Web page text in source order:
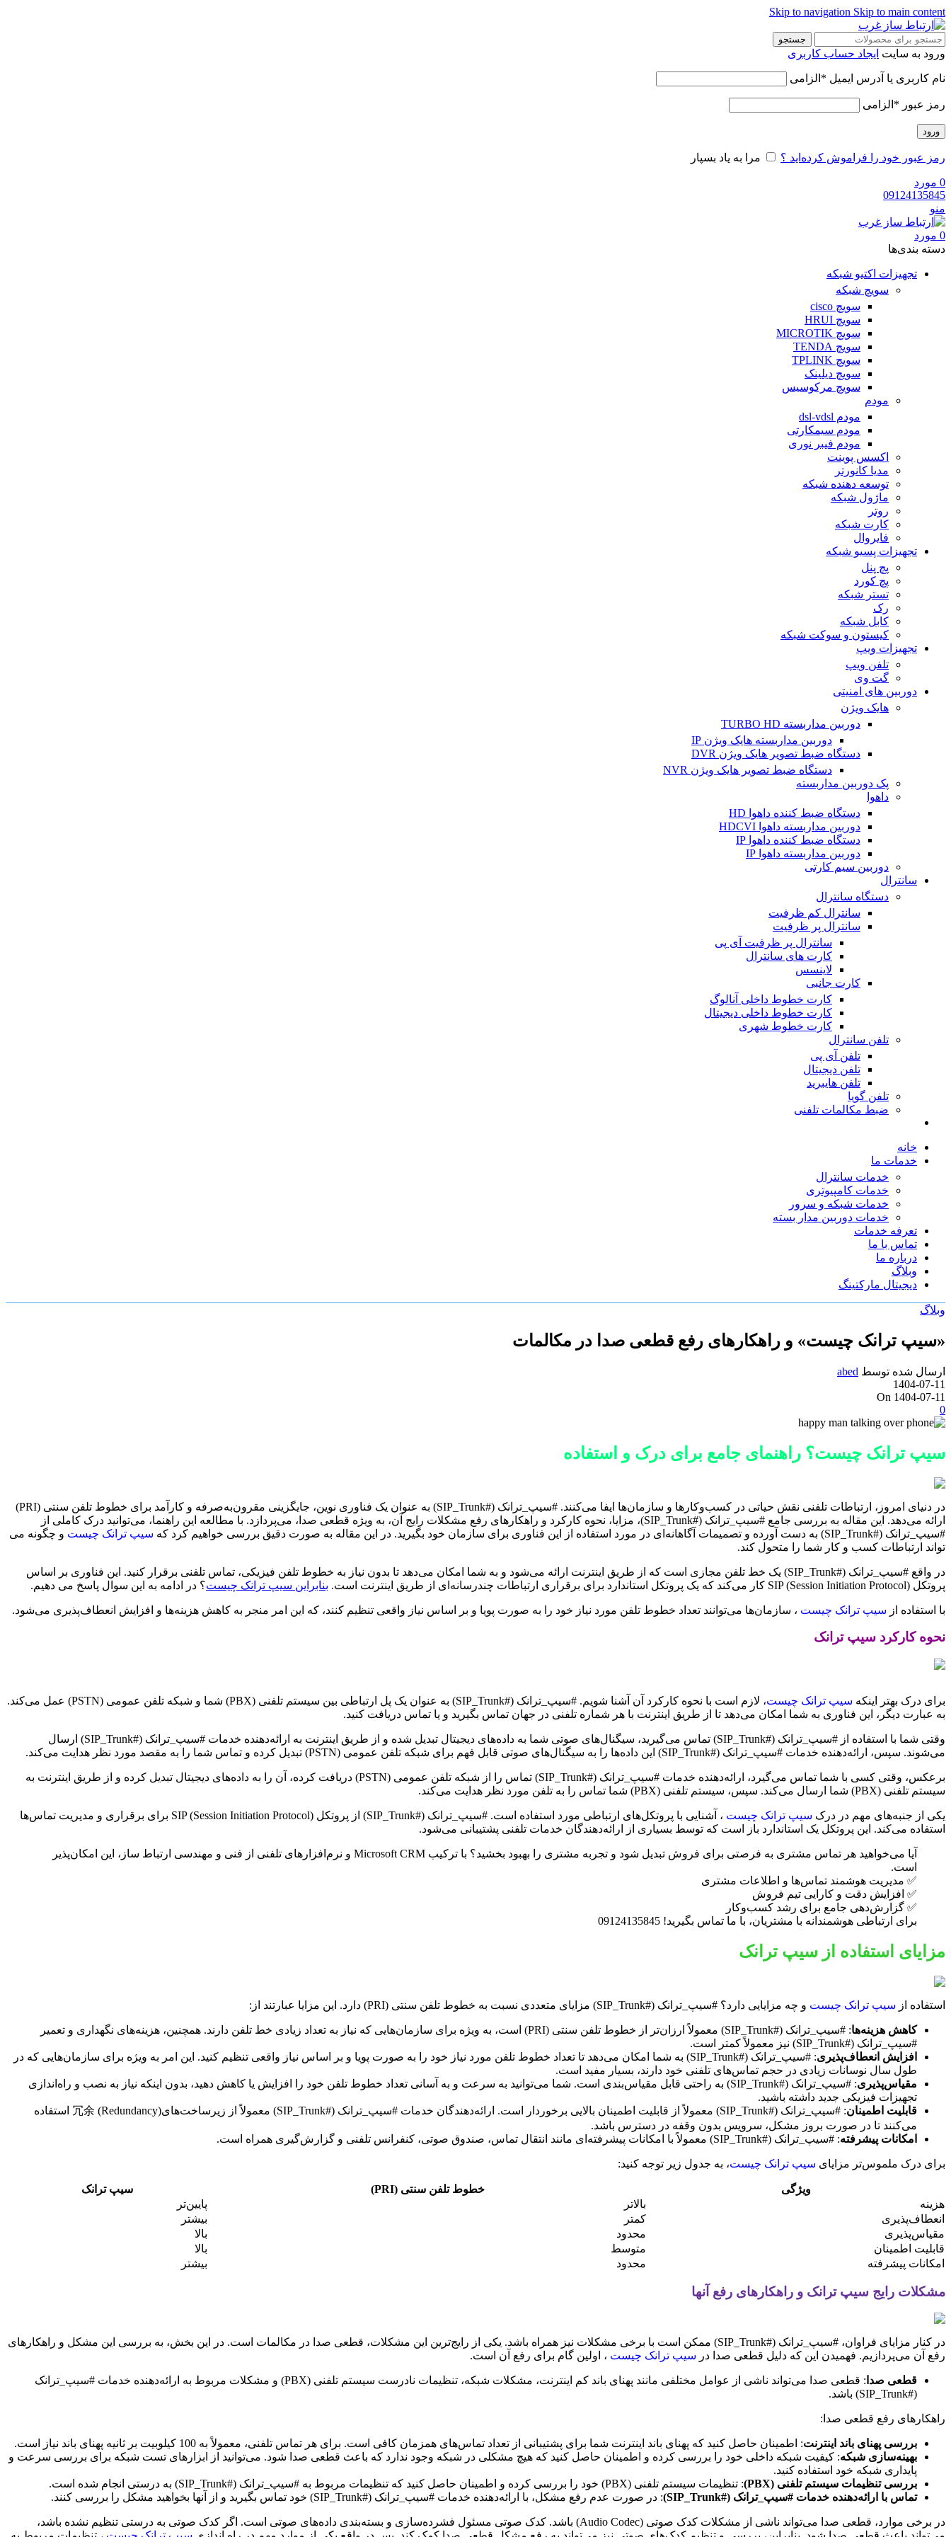
Skip to navigation Skip to main content
جستجو
ورود به سایت ایجاد حساب کاربری
نام کاربری یا آدرس ایمیل * الزامی
رمز عبور * الزامی
ورود
رمز عبور خود را فراموش کرده‌اید ؟ مرا به یاد بسپار
0 مورد
09124135845
منو
0 مورد
دسته‌ بندی‌ها
تجهیزات اکتیو شبکه
سویچ شبکه
سویچ cisco
سویچ HRUI
سویچ MICROTIK
سویچ TENDA
سویچ TPLINK
سویچ دیلینک
سویچ مرکوسیس
مودم
مودم dsl-vdsl
مودم سیمکارتی
مودم فیبر نوری
اکسس پوینت
مدیا کانورتر
توسعه دهنده شبکه
ماژول شبکه
روتر
کارت شبکه
فایروال
تجهیزات پسیو شبکه
پچ پنل
پچ کورد
تستر شبکه
رک
کابل شبکه
کیستون و سوکت شبکه
تجهیزات ویپ
تلفن ویپ
گت وی
دوربین های امنیتی
هایک ویژن
دوربین مداربسته TURBO HD
دوربین مداربسته هایک ویژن IP
دستگاه ضبط تصویر هایک ویژن DVR
دستگاه ضبط تصویر هایک ویژن NVR
پک دوربین مداربسته
داهوا
دستگاه ضبط کننده داهوا HD
دوربین مداربسته داهوا HDCVI
دستگاه ضبط کننده داهوا IP
دوربین مداربسته داهوا IP
دوربین سیم کارتی
سانترال
دستگاه سانترال
سانترال کم ظرفیت
سانترال پر ظرفیت
سانترال پر ظرفیت آی پی
کارت های سانترال
لاینسس
کارت جانبی
کارت خطوط داخلی آنالوگ
کارت خطوط داخلی دیجیتال
کارت خطوط شهری
تلفن سانترال
تلفن آی پی
تلفن دیجیتال
تلفن هایبرید
تلفن گویا
ضبط مکالمات تلفنی
خانه
خدمات ما
خدمات سانترال
خدمات کامپیوتری
خدمات شبکه و سرور
خدمات دوربین مدار بسته
تعرفه خدمات
تماس با ما
درباره ما
وبلاگ
دیجیتال مارکتینگ
وبلاگ
«سیپ ترانک چیست» و راهکارهای رفع قطعی صدا در مکالمات
ارسال شده توسط abed
1404-07-11
On 1404-07-11
0
سیپ ترانک چیست؟ راهنمای جامع برای درک و استفاده
در دنیای امروز، ارتباطات تلفنی نقش حیاتی در کسب‌وکارها و سازمان‌ها ایفا می‌کنند. #سیپ_ترانک (#SIP_Trunk) به عنوان یک فناوری نوین، جایگزینی مقرون‌به‌صرفه و کارآمد برای خطوط تلفن سنتی (PRI)
ارائه می‌دهد. این مقاله به بررسی جامع #سیپ_ترانک (#SIP_Trunk)، مزایا، نحوه کارکرد و راهکارهای رفع مشکلات رایج آن، به ویژه قطعی صدا، می‌پردازد. با مطالعه این راهنما، می‌توانید درک کاملی از
#سیپ_ترانک (#SIP_Trunk) به دست آورده و تصمیمات آگاهانه‌ای در مورد استفاده از این فناوری برای سازمان خود بگیرید. در این مقاله به صورت دقیق بررسی خواهیم کرد که
سیپ ترانک چیست و چگونه می
تواند ارتباطات کسب و کار شما را متحول کند.
در واقع #سیپ_ترانک (#SIP_Trunk) یک خط تلفن مجازی است که از طریق اینترنت ارائه می‌شود و به شما امکان می‌دهد تا بدون نیاز به خطوط تلفن فیزیکی، تماس تلفنی برقرار کنید. این فناوری بر اساس
پروتکل SIP (Session Initiation Protocol) کار می‌کند که یک پروتکل استاندارد برای برقراری ارتباطات چندرسانه‌ای از طریق اینترنت است.
بنابراین سیپ ترانک چیست؟ در ادامه به این سوال پاسخ می دهیم.
با استفاده از سیپ ترانک چیست ، سازمان‌ها می‌توانند تعداد خطوط تلفن مورد نیاز خود را به صورت پویا و بر اساس نیاز واقعی تنظیم کنند، که این امر منجر به کاهش هزینه‌ها و افزایش انعطاف‌پذیری می‌شود.
نحوه کارکرد سیپ ترانک
برای درک بهتر اینکه سیپ ترانک چیست
، لازم است با نحوه کارکرد آن آشنا شویم. #سیپ_ترانک (#SIP_Trunk) به عنوان یک پل ارتباطی بین سیستم تلفنی (PBX) شما و شبکه تلفن عمومی (PSTN) عمل می‌کند.
به عبارت دیگر، این فناوری به شما امکان می‌دهد تا از طریق اینترنت با هر شماره تلفنی در جهان تماس بگیرید و یا تماس دریافت کنید.
وقتی شما با استفاده از #سیپ_ترانک (#SIP_Trunk) تماس می‌گیرید، سیگنال‌های صوتی شما به داده‌های دیجیتال تبدیل شده و از طریق اینترنت به ارائه‌دهنده خدمات #سیپ_ترانک (#SIP_Trunk) ارسال
می‌شوند. سپس، ارائه‌دهنده خدمات #سیپ_ترانک (#SIP_Trunk) این داده‌ها را به سیگنال‌های صوتی قابل فهم برای شبکه تلفن عمومی (PSTN) تبدیل کرده و تماس شما را به مقصد مورد نظر هدایت می‌کند.
برعکس، وقتی کسی با شما تماس می‌گیرد، ارائه‌دهنده خدمات #سیپ_ترانک (#SIP_Trunk) تماس را از شبکه تلفن عمومی (PSTN) دریافت کرده، آن را به داده‌های دیجیتال تبدیل کرده و از طریق اینترنت به
سیستم تلفنی (PBX) شما ارسال می‌کند. سپس، سیستم تلفنی (PBX) شما تماس را به تلفن مورد نظر هدایت می‌کند.
یکی از جنبه‌های مهم در درک سیپ ترانک چیست
، آشنایی با پروتکل‌های ارتباطی مورد استفاده است. #سیپ_ترانک (#SIP_Trunk) از پروتکل SIP (Session Initiation Protocol) برای برقراری و مدیریت تماس‌ها
استفاده می‌کند. این پروتکل یک استاندارد باز است که توسط بسیاری از ارائه‌دهندگان خدمات تلفنی پشتیبانی می‌شود.
آیا می‌خواهید هر تماس مشتری به فرصتی برای فروش تبدیل شود و تجربه مشتری را بهبود بخشید؟ با ترکیب Microsoft CRM و نرم‌افزارهای تلفنی از فنی و مهندسی ارتباط ساز، این امکان‌پذیر
است.
✅ مدیریت هوشمند تماس‌ها و اطلاعات مشتری
✅ افزایش دقت و کارایی تیم فروش
✅ گزارش‌دهی جامع برای رشد کسب‌وکار
برای ارتباطی هوشمندانه با مشتریان، با ما تماس بگیرید! 09124135845
مزایای استفاده از سیپ ترانک
استفاده از سیپ ترانک چیست و چه مزایایی دارد؟ #سیپ_ترانک (#SIP_Trunk) مزایای متعددی نسبت به خطوط تلفن سنتی (PRI) دارد. این مزایا عبارتند از:
کاهش هزینه‌ها
: #سیپ_ترانک (#SIP_Trunk) معمولاً ارزان‌تر از خطوط تلفن سنتی (PRI) است، به ویژه برای سازمان‌هایی که نیاز به تعداد زیادی خط تلفن دارند. همچنین، هزینه‌های نگهداری و تعمیر
#سیپ_ترانک (#SIP_Trunk) نیز معمولاً کمتر است.
افزایش انعطاف‌پذیری
: #سیپ_ترانک (#SIP_Trunk) به شما امکان می‌دهد تا تعداد خطوط تلفن مورد نیاز خود را به صورت پویا و بر اساس نیاز واقعی تنظیم کنید. این امر به ویژه برای سازمان‌هایی که در
طول سال نوسانات زیادی در حجم تماس‌های تلفنی خود دارند، بسیار مفید است.
مقیاس‌پذیری
: #سیپ_ترانک (#SIP_Trunk) به راحتی قابل مقیاس‌بندی است. شما می‌توانید به سرعت و به آسانی تعداد خطوط تلفن خود را افزایش یا کاهش دهید، بدون اینکه نیاز به نصب و راه‌اندازی
تجهیزات فیزیکی جدید داشته باشید.
قابلیت اطمینان
: #سیپ_ترانک (#SIP_Trunk) معمولاً از قابلیت اطمینان بالایی برخوردار است. ارائه‌دهندگان خدمات #سیپ_ترانک (#SIP_Trunk) معمولاً از زیرساخت‌های冗余 (Redundancy) استفاده
می‌کنند تا در صورت بروز مشکل، سرویس بدون وقفه در دسترس باشد.
امکانات پیشرفته: #سیپ_ترانک (#SIP_Trunk) معمولاً با امکانات پیشرفته‌ای مانند انتقال تماس، صندوق صوتی، کنفرانس تلفنی و گزارش‌گیری همراه است.
برای درک ملموس‌تر مزایای سیپ ترانک چیست، به جدول زیر توجه کنید:
ویژگی خطوط تلفن سنتی (PRI)
سیپ ترانک
هزینه
بالاتر
پایین‌تر
انعطاف‌پذیری
کمتر
بیشتر
مقیاس‌پذیری
محدود
بالا
قابلیت اطمینان
متوسط
بالا
امکانات پیشرفته
محدود بیشتر
مشکلات رایج سیپ ترانک و راهکارهای رفع آنها
در کنار مزایای فراوان، #سیپ_ترانک (#SIP_Trunk) ممکن است با برخی مشکلات نیز همراه باشد. یکی از رایج‌ترین این مشکلات، قطعی صدا در مکالمات است. در این بخش، به بررسی این مشکل و راهکارهای
رفع آن می‌پردازیم. فهمیدن این که دلیل قطعی صدا در سیپ ترانک چیست ، اولین گام برای رفع آن است.
قطعی صدا
: قطعی صدا می‌تواند ناشی از عوامل مختلفی مانند پهنای باند کم اینترنت، مشکلات شبکه، تنظیمات نادرست سیستم تلفنی (PBX) و مشکلات مربوط به ارائه‌دهنده خدمات #سیپ_ترانک
(#SIP_Trunk) باشد.
راهکارهای رفع قطعی صدا:
بررسی پهنای باند اینترنت: اطمینان حاصل کنید که پهنای باند اینترنت شما برای پشتیبانی از تعداد تماس‌های همزمان کافی است. برای هر تماس تلفنی، معمولاً به 100 کیلوبیت بر ثانیه پهنای باند نیاز است.
بهینه‌سازی شبکه: کیفیت شبکه داخلی خود را بررسی کرده و اطمینان حاصل کنید که هیچ مشکلی در شبکه وجود ندارد که باعث قطعی صدا شود. می‌توانید از ابزارهای تست شبکه برای بررسی سرعت و
پایداری شبکه خود استفاده کنید.
بررسی تنظیمات سیستم تلفنی (PBX)
: تنظیمات سیستم تلفنی (PBX) خود را بررسی کرده و اطمینان حاصل کنید که تنظیمات مربوط به #سیپ_ترانک (#SIP_Trunk) به درستی انجام شده است.
تماس با ارائه‌دهنده خدمات #سیپ_ترانک (#SIP_Trunk)
: در صورت عدم رفع مشکل، با ارائه‌دهنده خدمات #سیپ_ترانک (#SIP_Trunk) خود تماس بگیرید و از آنها بخواهید مشکل را بررسی کنند.
در برخی موارد، قطعی صدا می‌تواند ناشی از مشکلات کدک صوتی (Audio Codec) باشد. کدک صوتی مسئول فشرده‌سازی و بسته‌بندی داده‌های صوتی است. اگر کدک صوتی به درستی تنظیم نشده باشد،